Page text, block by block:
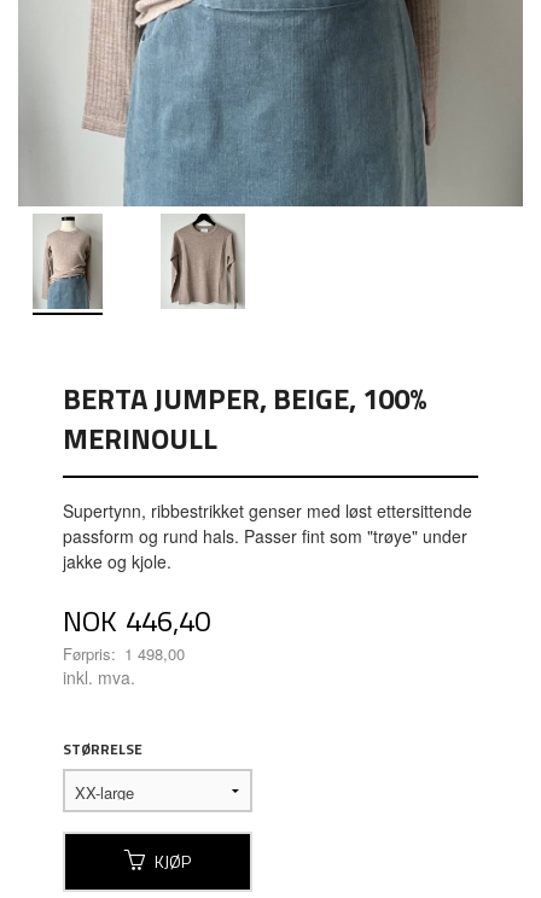
BERTA JUMPER, BEIGE, 100%
MERINOULL
Supertynn, ribbestrikket genser med løst ettersittende
passform og rund hals. Passer fint som "trøye" under
jakke og kjole.
Tilbud
NOK 446,40
Førpris: 1 498,00
Rabatt
inkl. mva.
STØRRELSE
KJØP